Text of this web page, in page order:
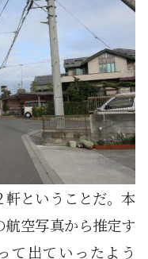
ということだ。本
航空写真から推定す
て出ていったよう